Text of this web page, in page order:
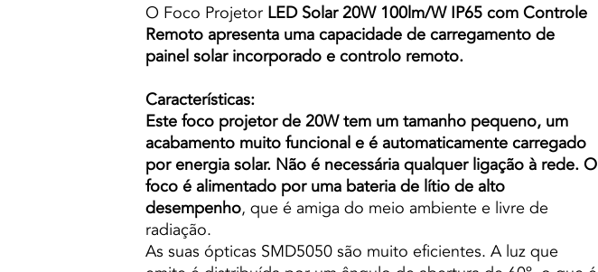
O Foco Projetor LED Solar 20W 100lm/W IP65 com Controle
Remoto apresenta uma capacidade de carregamento de
painel solar incorporado e controlo remoto.
Características:
Este foco projetor de 20W tem um tamanho pequeno, um
acabamento muito funcional e é automaticamente carregado
por energia solar. Não é necessária qualquer ligação à rede. O
foco é alimentado por uma bateria de lítio de alto
desempenho, que é amiga do meio ambiente e livre de
radiação.
As suas ópticas SMD5050 são muito eficientes. A luz que